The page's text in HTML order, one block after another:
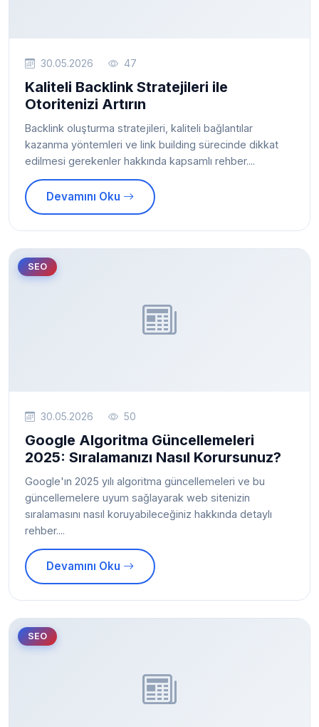
30.05.2026 47
Kaliteli Backlink Stratejileri ile
Otoritenizi Artırın
Backlink oluşturma stratejileri, kaliteli bağlantılar
kazanma yöntemleri ve link building sürecinde dikkat
edilmesi gerekenler hakkında kapsamlı rehber....
Devamını Oku
SEO
30.05.2026 50
Google Algoritma Güncellemeleri
2025: Sıralamanızı Nasıl Korursunuz?
Google'ın 2025 yılı algoritma güncellemeleri ve bu
güncellemelere uyum sağlayarak web sitenizin
sıralamasını nasıl koruyabileceğiniz hakkında detaylı
rehber....
Devamını Oku
SEO